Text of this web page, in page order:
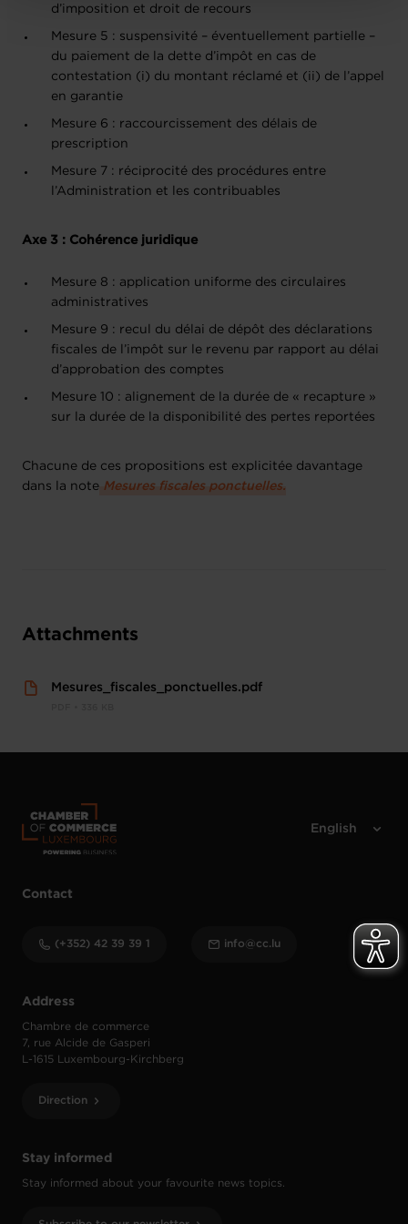
d’imposition et droit de recours
Mesure 5 : suspensivité – éventuellement partielle –
du paiement de la dette d’impôt en cas de
contestation (i) du montant réclamé et (ii) de l’appel
en garantie
Mesure 6 : raccourcissement des délais de
prescription
Mesure 7 : réciprocité des procédures entre
l’Administration et les contribuables
Axe 3 : Cohérence juridique
Mesure 8 : application uniforme des circulaires
administratives
Mesure 9 : recul du délai de dépôt des déclarations
fiscales de l’impôt sur le revenu par rapport au délai
d’approbation des comptes
Mesure 10 : alignement de la durée de « recapture »
sur la durée de la disponibilité des pertes reportées
Chacune de ces propositions est explicitée davantage
dans la note Mesures fiscales ponctuelles.
Attachments
Mesures_fiscales_ponctuelles.pdf
Stay informed
Stay informed about your favourite news topics.
Address
Chambre de commerce
7, rue Alcide de Gasperi
L-1615 Luxembourg-Kirchberg
Direction
Contact
(+352) 42 39 39 1 info@cc.lu